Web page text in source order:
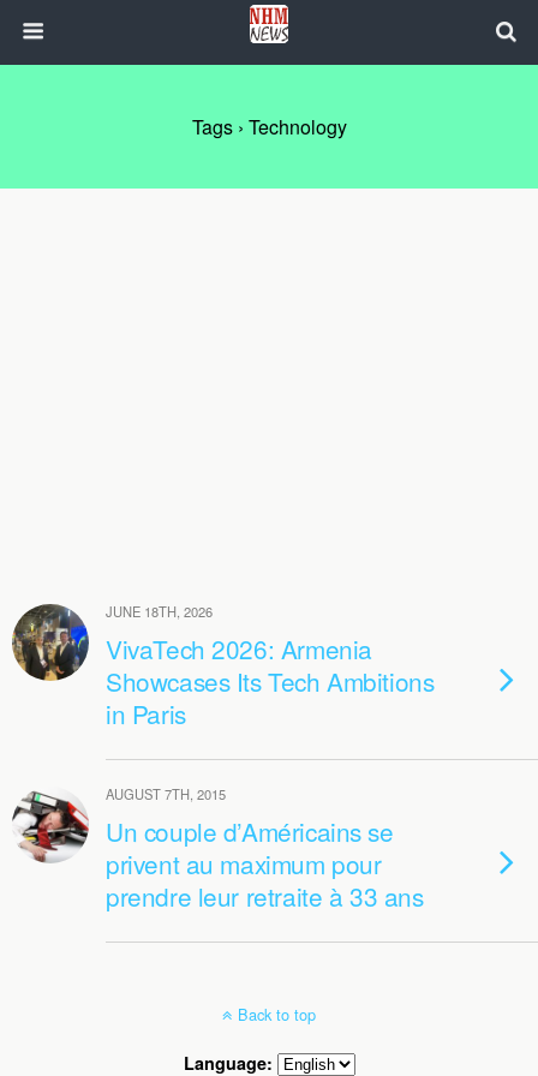
Tags › Technology
JUNE 18TH, 2026
VivaTech 2026: Armenia
Showcases Its Tech Ambitions
in Paris
AUGUST 7TH, 2015
Un couple d’Américains se
privent au maximum pour
prendre leur retraite à 33 ans
Back to top
Language: